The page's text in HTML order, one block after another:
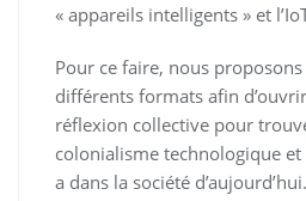
« appareils intelligents » et
Pour ce faire, nous
différents formats afin
réflexion collective pour
colonialisme technologique et
a dans la société d’aujourd’hui.